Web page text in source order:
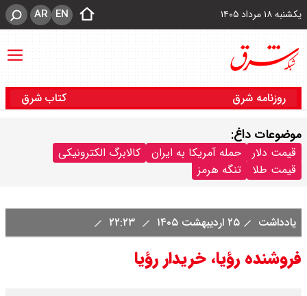
یکشنبه ۱۸ مرداد ۱۴۰۵ EN
AR
روزنامه شرق کتاب شرق
موضوعات داغ:
قیمت دلار حمله آمریکا به ایران
کالابرگ الکترونیکی
قیمت طلا
تنگه هرمز
یادداشت ۲۵ اردیبهشت ۱۴۰۵
فروشنده رؤیا، خریدار رؤیا